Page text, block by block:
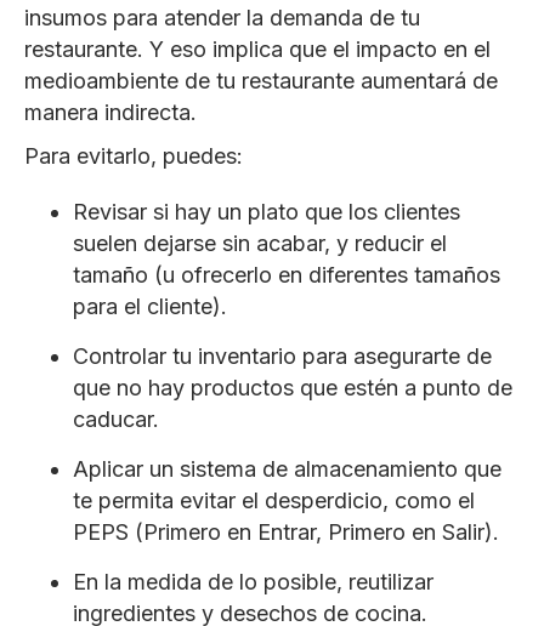
insumos para atender la demanda de tu
restaurante. Y eso implica que el impacto en el
medioambiente de tu restaurante aumentará de
manera indirecta.
Para evitarlo, puedes:
Revisar si hay un plato que los clientes
suelen dejarse sin acabar, y reducir el
tamaño (u ofrecerlo en diferentes tamaños
para el cliente).
Controlar tu inventario para asegurarte de
que no hay productos que estén a punto de
caducar.
Aplicar un sistema de almacenamiento que
te permita evitar el desperdicio, como el
PEPS (Primero en Entrar, Primero en Salir).
En la medida de lo posible, reutilizar
ingredientes y desechos de cocina.